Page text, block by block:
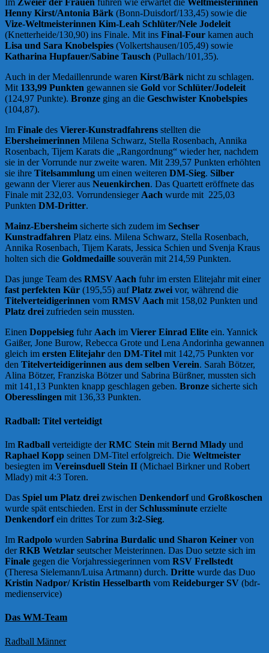
Im Zweier der Frauen fuhren wie erwartet die Weltmeisterinnen
Henny Kirst/Antonia Bärk (Bonn-Duisdorf/133,45) sowie die
Vize-Weltmeisterinnen Kim-Leah Schlüter/Nele Jodeleit
(Knetterheide/130,90) ins Finale. Mit ins Final-Four kamen auch
Lisa und Sara Knobelspies (Volkertshausen/105,49) sowie
Katharina Hupfauer/Sabine Tausch (Pullach/101,35).
Auch in der Medaillenrunde waren Kirst/Bärk nicht zu schlagen.
Mit 133,99 Punkten gewannen sie Gold vorSchlüter/Jodeleit
(124,97 Punkte). Bronze ging an die Geschwister Knobelspies
(104,87).
Im Finale des Vierer-Kunstradfahrens stellten die
Ebersheimerinnen Milena Schwarz, Stella Rosenbach, Annika
Rosenbach, Tijem Karats die „Rangordnung“ wieder her, nachdem
sie in der Vorrunde nur zweite waren. Mit 239,57 Punkten erhöhten
sie ihre Titelsammlung um einen weiteren DM-Sieg. Silber
gewann der Vierer aus Neuenkirchen. Das Quartett eröffnete das
Finale mit 232,03. VorrundensiegerAach wurde mit 225,03
Punkten DM-Dritter.
Mainz-Ebersheim sicherte sich zudem im Sechser
Kunstradfahren Platz eins. Milena Schwarz, Stella Rosenbach,
Annika Rosenbach, Tijem Karats, Jessica Schien und Svenja Kraus
holten sich die Goldmedaille souverän mit 214,59 Punkten.
Das junge Team des RMSV Aach fuhr im ersten Elitejahr mit einer
fast perfekten Kür (195,55) aufPlatz zwei vor, während die
Titelverteidigerinnen vom RMSV Aach mit 158,02 Punkten und
Platz drei zufrieden sein mussten.
Einen Doppelsieg fuhrAach im Vierer Einrad Elite ein. Yannick
Gaißer, Jone Burow, Rebecca Grote und Lena Andorinha gewannen
gleich im ersten Elitejahr den DM-Titel mit 142,75 Punkten vor
den Titelverteidigerinnen aus dem selben Verein. Sarah Bötzer,
Alina Bötzer, Franziska Bötzer und Sabrina Bürßner, mussten sich
mit 141,13 Punkten knapp geschlagen geben. Bronze sicherte sich
Oberesslingen mit 136,33 Punkten.
Radball: Titel verteidigt
Im Radball verteidigte derRMC Stein mit Bernd Mlady und
Raphael Kopp seinen DM-Titel erfolgreich. Die Weltmeister
besiegten im Vereinsduell Stein II (Michael Birkner und Robert
Mlady) mit 4:3 Toren.
Das Spiel um Platz drei zwischen Denkendorfund Großkoschen
wurde spät entschieden. Erst in derSchlussminute erzielte
Denkendorfein drittes Tor zum 3:2-Sieg.
Im Radpolo wurden Sabrina Burdalic und Sharon Keiner von
derRKB Wetzlar seutscher Meisterinnen. Das Duo setzte sich im
Finale gegen die Vorjahressiegerinnen vom RSV Frellstedt
(Theresa Sielemann/Luisa Artmann) durch. Dritte wurde das Duo
Kristin Nadpor/ Kristin Hesselbarth vom Reideburger SV (bdr-
medienservice)
Das WM-Team
Radball Männer